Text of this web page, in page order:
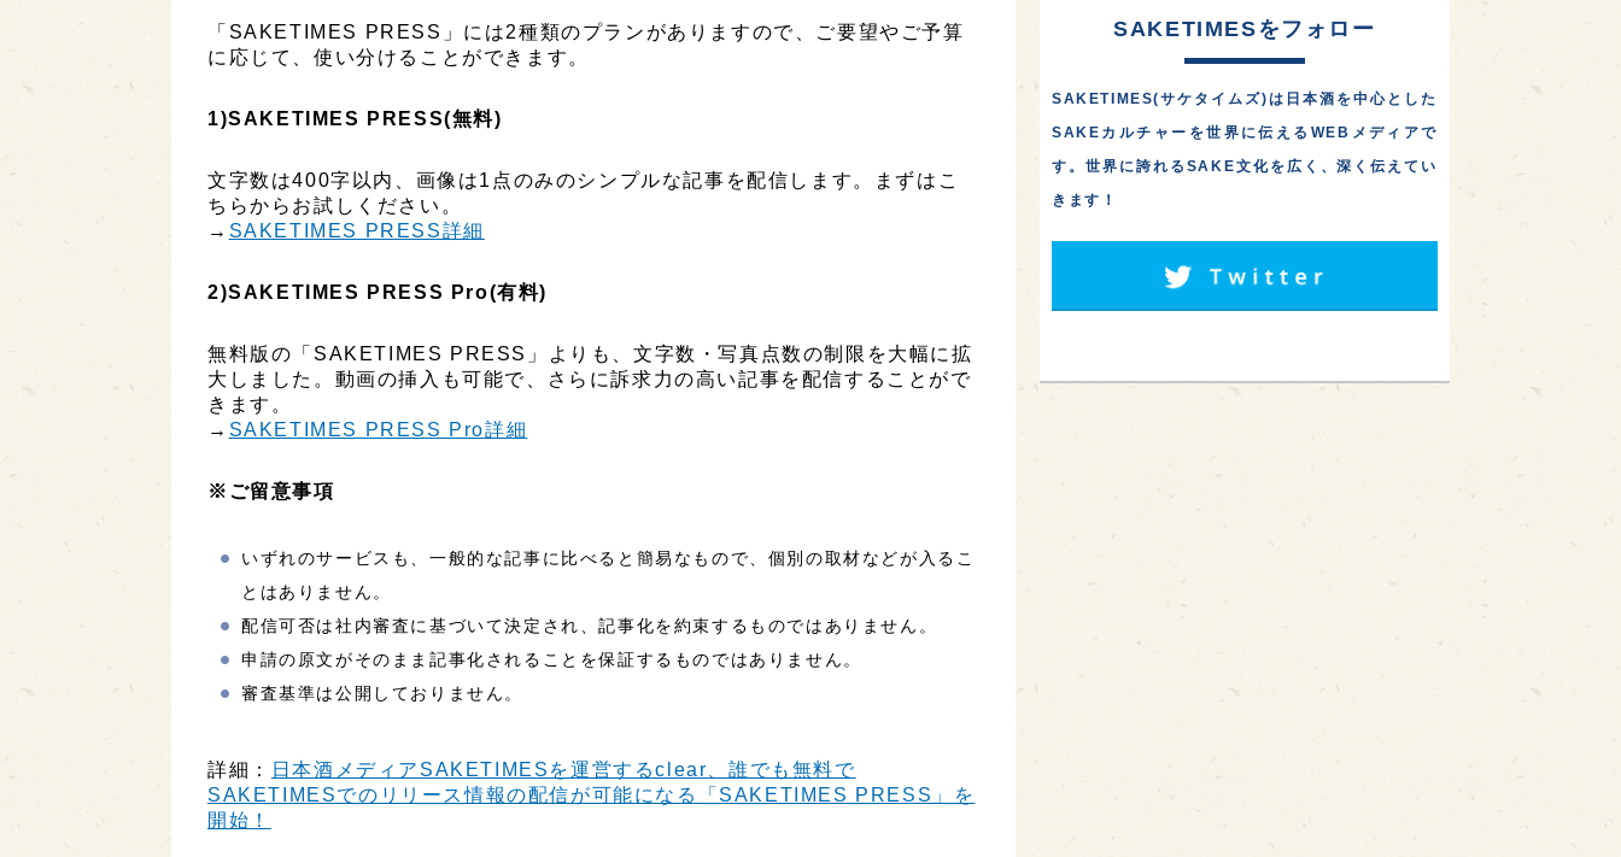
「SAKETIMES PRESS」には2種類のプランがありますので、ご要望やご予算
に応じて、使い分けることができます。
1)SAKETIMES PRESS(無料)
文字数は400字以内、画像は1点のみのシンプルな記事を配信します。まずはこ
ちらからお試しください。
→ SAKETIMES PRESS詳細
2)SAKETIMES PRESS Pro(有料)
無料版の「SAKETIMES PRESS」よりも、文字数・写真点数の制限を大幅に拡
大しました。動画の挿入も可能で、さらに訴求力の高い記事を配信することがで
きます。
→ SAKETIMES PRESS Pro詳細
※ご留意事項
いずれのサービスも、一般的な記事に比べると簡易なもので、個別の取材などが入るこ
とはありません。
配信可否は社内審査に基づいて決定され、記事化を約束するものではありません。
申請の原文がそのまま記事化されることを保証するものではありません。
審査基準は公開しておりません。
詳細：
日本酒メディアSAKETIMESを運営するclear、誰でも無料で
SAKETIMESでのリリース情報の配信が可能になる「SAKETIMES PRESS」を
開始！
SAKETIMESをフォロー
SAKETIMES(サケタイムズ)は日本酒を中心とした
SAKEカルチャーを世界に伝えるWEBメディアで
す。世界に誇れるSAKE文化を広く、深く伝えてい
きます！